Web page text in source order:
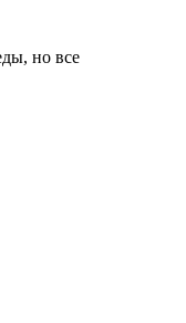
но все